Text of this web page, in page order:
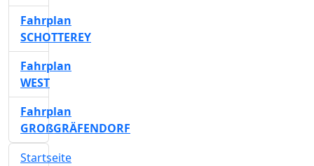
Fahrplan
SCHOTTEREY
Fahrplan
WEST
Fahrplan
GROßGRÄFENDORF
Startseite